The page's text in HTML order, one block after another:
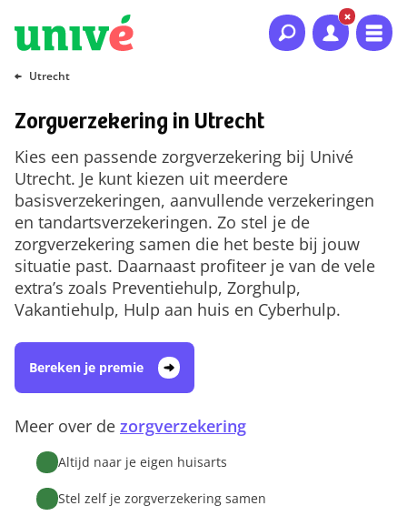
Naar hoofdinhoud
Naar hoofdnavigatie
Naar footer
Utrecht
Zorgverzekering in Utrecht
Kies een passende zorgverzekering bij Univé
Utrecht. Je kunt kiezen uit meerdere
basisverzekeringen, aanvullende verzekeringen
en tandartsverzekeringen. Zo stel je de
zorgverzekering samen die het beste bij jouw
situatie past. Daarnaast profiteer je van de vele
extra’s zoals Preventiehulp, Zorghulp,
Vakantiehulp, Hulp aan huis en Cyberhulp.
Bereken je premie
Meer over de zorgverzekering
Altijd naar je eigen huisarts
Stel zelf je zorgverzekering samen